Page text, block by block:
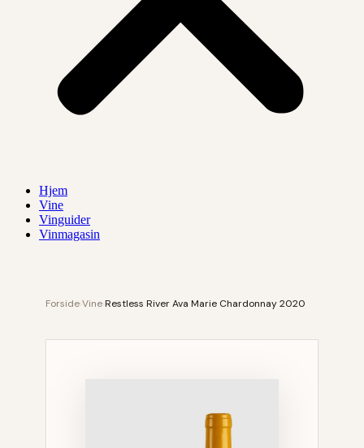
Hjem
Vine
Vinguider
Vinmagasin
ForsideVineRestless River Ava Marie Chardonnay 2020